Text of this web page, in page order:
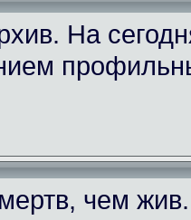
На
чем